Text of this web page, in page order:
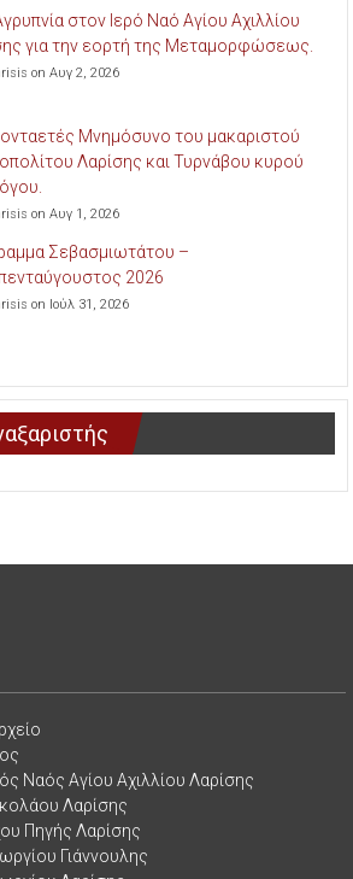
στον Ιερό Ναό Αγίου Αχιλλίου
για την εορτή της Μεταμορφώσεως.
on Αυγ 2, 2026
Μνημόσυνο του μακαριστού
Λαρίσης και Τυρνάβου κυρού
on Αυγ 1, 2026
Σεβασμιωτάτου –
2026
on Ιούλ 31, 2026
Ναός Αγίου Αχιλλίου Λαρίσης
Λαρίσης
Πηγής Λαρίσης
Γιάννουλης